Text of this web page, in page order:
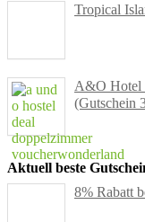
Tropical
A&O Hotel
(Gutschein
Aktuell beste
8% Rabatt